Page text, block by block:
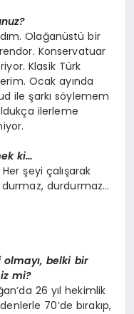
Olağanüstü bir
Konservatuar
Klasik Türk
Ocak ayında
ile şarkı söylemem
ilerleme
ki…
şeyi çalışarak
durmaz, durdurmaz…
belki bir
mi?
26 yıl hekimlik
70’de bırakıp,